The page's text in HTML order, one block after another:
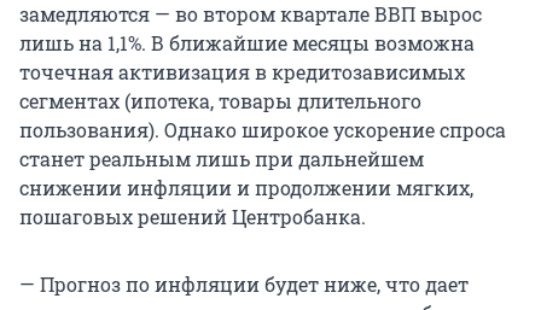
замедляются — во втором квартале ВВП вырос
лишь на 1,1%. В ближайшие месяцы возможна
точечная активизация в кредитозависимых
сегментах (ипотека, товары длительного
пользования). Однако широкое ускорение спроса
станет реальным лишь при дальнейшем
снижении инфляции и продолжении мягких,
пошаговых решений Центробанка.
— Прогноз по инфляции будет ниже, что дает